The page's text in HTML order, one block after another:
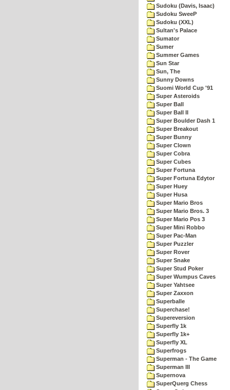
Sudoku (Davis, Isaac)
Sudoku SweeP
Sudoku (XXL)
Sultan's Palace
Sumator
Sumer
Summer Games
Sun Star
Sun, The
Sunny Downs
Suomi World Cup '91
Super Asteroids
Super Ball
Super Ball II
Super Boulder Dash 1
Super Breakout
Super Bunny
Super Clown
Super Cobra
Super Cubes
Super Fortuna
Super Fortuna Edytor
Super Huey
Super Husa
Super Mario Bros
Super Mario Bros. 3
Super Mario Pos 3
Super Mini Robbo
Super Pac-Man
Super Puzzler
Super Rover
Super Snake
Super Stud Poker
Super Wumpus Caves
Super Yahtsee
Super Zaxxon
Superballe
Superchase!
Supereversion
Superfly 1k
Superfly 1k+
Superfly XL
Superfrogs
Superman - The Game
Superman III
Supernova
SuperQuerg Chess